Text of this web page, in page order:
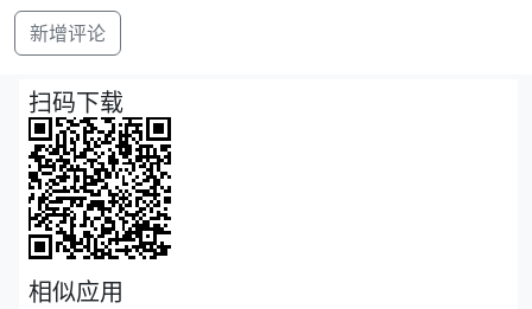
新增评论
扫码下载
相似应用